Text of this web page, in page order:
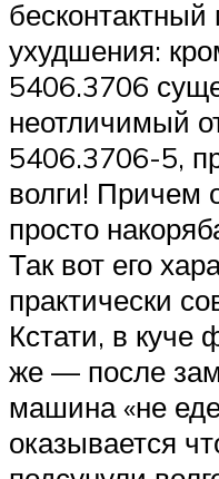
ухудшения:
5406.3706
неотличимый
5406.3706-5,
волги! Причем
просто
Так вот его
практически
Кстати, в куче
же — после
машина «не
оказывается